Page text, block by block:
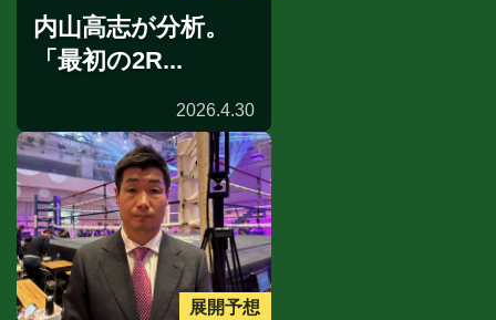
内山高志が分析。
「最初の2R...
2026.4.30
展開予想